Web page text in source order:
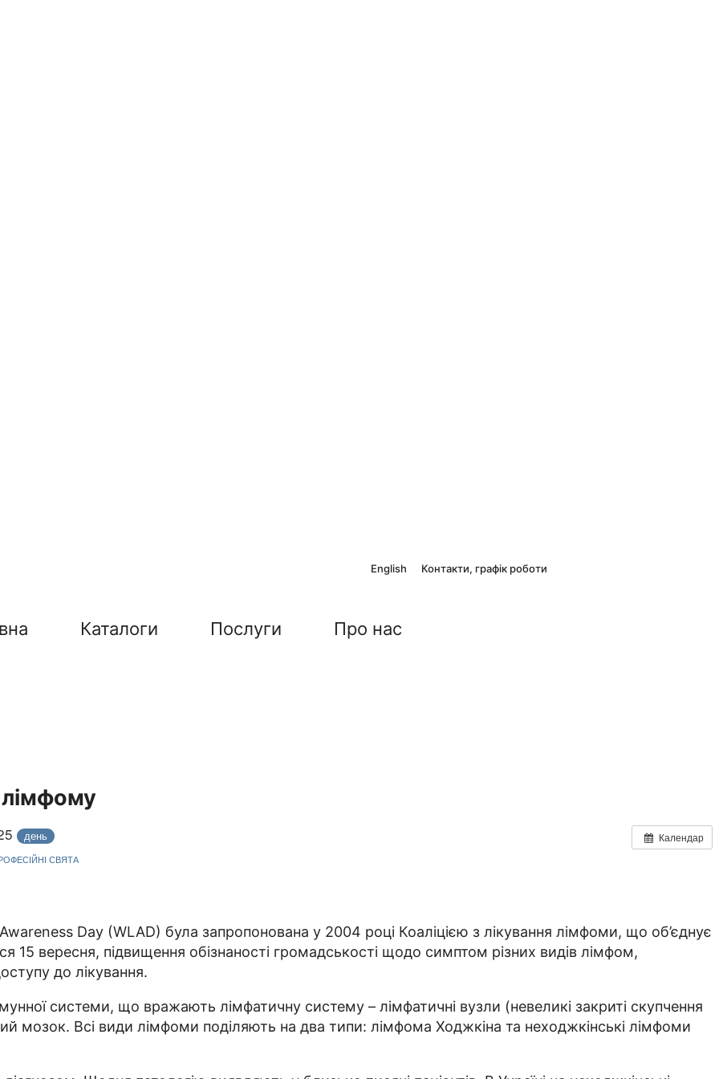
English Контакти, графік роботи
Каталоги Послуги Про нас
лімфому
Календар
день
СВЯТА
Day (WLAD) була запропонована у 2004 році Коаліцією з лікування лімфоми, що об’єднує
15 вересня, підвищення обізнаності громадськості щодо симптом різних видів лімфом,
до лікування.
системи, що вражають лімфатичну систему – лімфатичні вузли (невеликі закриті скупчення
мозок. Всі види лімфоми поділяють на два типи: лімфома Ходжкіна та неходжкінські лімфоми